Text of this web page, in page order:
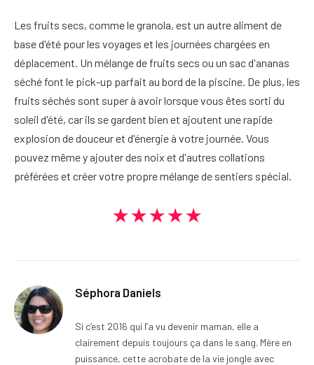
Les fruits secs, comme le granola, est un autre aliment de
base d'été pour les voyages et les journées chargées en
déplacement. Un mélange de fruits secs ou un sac d'ananas
séché font le pick-up parfait au bord de la piscine. De plus, les
fruits séchés sont super à avoir lorsque vous êtes sorti du
soleil d'été, car ils se gardent bien et ajoutent une rapide
explosion de douceur et d'énergie à votre journée. Vous
pouvez même y ajouter des noix et d'autres collations
préférées et créer votre propre mélange de sentiers spécial.
★★★★★
Séphora Daniels
Si c’est 2016 qui l’a vu devenir maman, elle a
clairement depuis toujours ça dans le sang. Mère en
puissance, cette acrobate de la vie jongle avec